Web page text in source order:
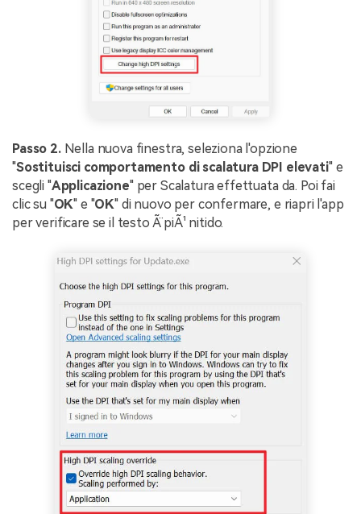
Passo 2. Nella nuova finestra, seleziona l'opzione
"Sostituisci comportamento di scalatura DPI elevati" e
scegli "Applicazione" per Scalatura effettuata da. Poi fai
clic su "OK" e "OK" di nuovo per confermare, e riapri l'app
per verificare se il testo Ã¨ piÃ¹ nitido.